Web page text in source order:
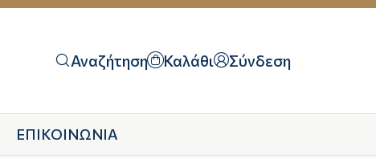
Αναζήτηση Καλάθι Σύνδεση
ΕΠΙΚΟΙΝΩΝΙΑ